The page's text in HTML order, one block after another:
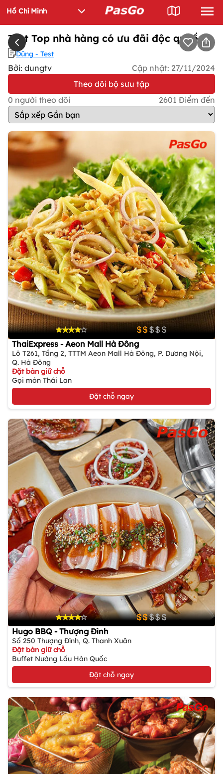
Test Top nhà hàng có ưu đãi độc quyền
Dũng - Test
Bởi: dungtv Cập nhật: 27/11/2024
Theo dõi bộ sưu tập
0 người theo dõi 2601 Điểm đến
ThaiExpress - Aeon Mall Hà Đông
Lô T261, Tầng 2, TTTM Aeon Mall Hà Đông, P. Dương Nội,
Q. Hà Đông
Đặt bàn giữ chỗ
Gọi món Thái Lan
Đặt chỗ ngay
Hugo BBQ - Thượng Đình
Số 250 Thượng Đình, Q. Thanh Xuân
Đặt bàn giữ chỗ
Buffet Nướng Lẩu Hàn Quốc
Đặt chỗ ngay